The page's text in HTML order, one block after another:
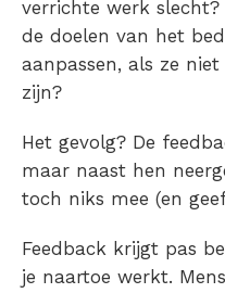
verrichte werk
de doelen van het
aanpassen, als ze
zijn?
Het gevolg? De
maar naast hen
toch niks mee (en
Feedback krijgt pas
je naartoe werkt.